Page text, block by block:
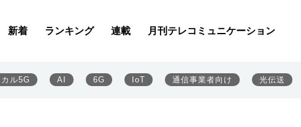
新着 ランキング 連載 月刊テレコミュニケーション
ル5G AI 6G IoT 通信事業者向け 光伝送